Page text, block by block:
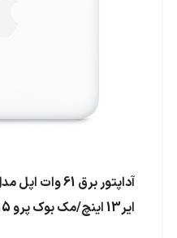
ایر13 اینچ/مک بوک پرو 13،15 اینچ/مک بوک 12 اینچ